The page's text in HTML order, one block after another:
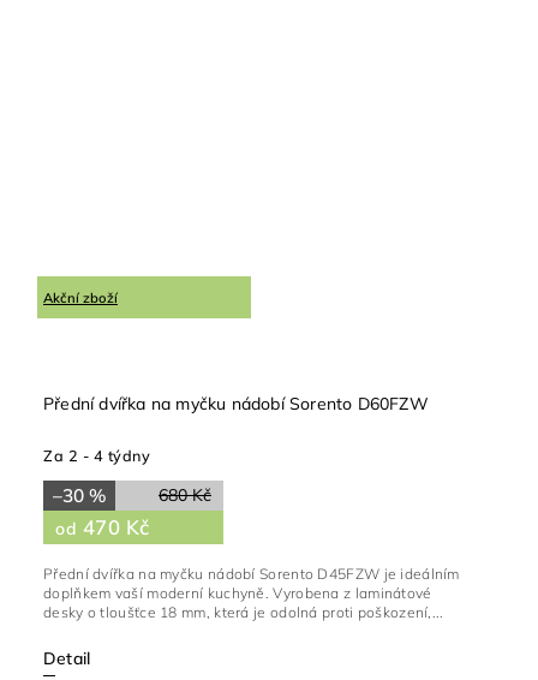
Akční zboží
Přední dvířka na myčku nádobí Sorento D60FZW
Za 2 - 4 týdny
680 Kč
–30 %
od 470 Kč
Detail
Přední dvířka na myčku nádobí Sorento D45FZW je ideálním
doplňkem vaší moderní kuchyně. Vyrobena z laminátové
desky o tloušťce 18 mm, která je odolná proti poškození,...